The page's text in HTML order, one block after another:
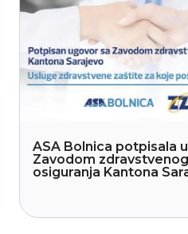
ASA Bolnica potpisala
Zavodom zdravstvenog
osiguranja Kantona